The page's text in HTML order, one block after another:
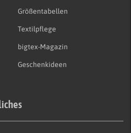
Größentabellen
Textilpflege
bigtex-Magazin
Geschenkideen